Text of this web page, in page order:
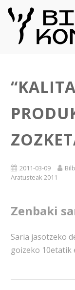
2011-03-09
Aratusteak 2011
Zenbaki
Saria jasotzeko
goizeko 10etatik